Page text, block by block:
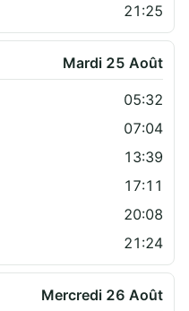
21:25
Mardi 25 Août
05:32
07:04
13:39
17:11
20:08
21:24
Mercredi 26 Août